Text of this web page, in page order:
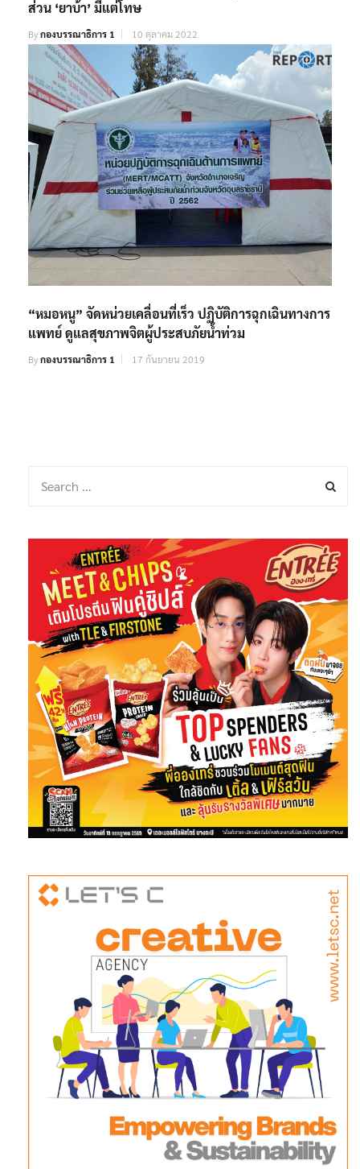
ส่วน ‘ยาบ้า’ มีแต่โทษ
Byกองบรรณาธิการ 1 10 ตุลาคม 2022
“หมอหนู” จัดหน่วยเคลื่อนที่เร็ว ปฏิบัติการฉุกเฉินทางการ
แพทย์ ดูแลสุขภาพจิตผู้ประสบภัยน้ำท่วม
Byกองบรรณาธิการ 1 17 กันยายน 2019